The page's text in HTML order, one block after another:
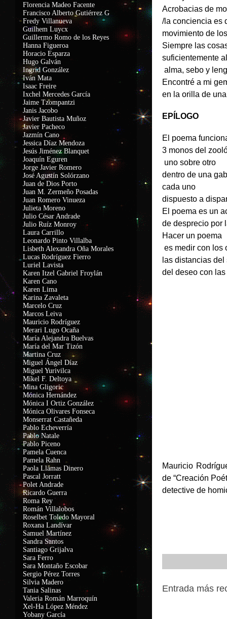
Acrobacias de
/la conciencia es
movimiento de
Siempre las
suficientemente
alma, sebo y
Encontré a mi
en la orilla de
EPÍLOGO
El poema
3 monos del
uno sobre otro
dentro de una
cada uno
dispuesto a
El poema es un
de desprecio por
Hacer un poema
es medir con los
las distancias
del deseo con
Mauricio
de “Creación
detective de
Entrada más
Florencia Madeo Facente
Francisco Alberto Gutiérrez G
Fredy Villanueva
Guilhem Luycx
Guillermo Romo de los Reyes
Hanna Figueroa
Horacio Esparza
Hugo Galván
Ingrid González
Iván Mata
Isaac Freire
Ixchel Mercedes García
Jaime Tzompantzi
Janis Jacobo
Javier Bautista Muñoz
Javier Pacheco
Jazmín Cano
Jessica Díaz Mendoza
Jesús Jiménez Blanquet
Joaquín Eguren
Jorge Javier Romero
José Agustín Solórzano
Juan de Dios Porto
Juan M. Zermeño Posadas
Juan Romero Vinueza
Julieta Moreno
Julio César Andrade
Julio Ruíz Monroy
Laura Carrillo
Leonardo Pinto Villalba
Lisbeth Alexandra Oña Morales
Lucas Rodríguez Fierro
Luriel Lavista
Karen Itzel Gabriel Froylán
Karen Cano
Karen Lima
Karina Zavaleta
Marcelo Cruz
Marcos Leiva
Mauricio Rodríguez
Merari Lugo Ocaña
María Alejandra Buelvas
María del Mar Tizón
Martina Cruz
Miguel Ángel Díaz
Miguel Yurivilca
Míkel F. Deltoya
Mina Gligoric
Mónica Hernández
Mónica I Ortiz González
Mónica Olivares Fonseca
Monserrat Castañeda
Pablo Echeverría
Pablo Natale
Pablo Piceno
Pamela Cuenca
Pamela Rahn
Paola Llamas Dinero
Pascal Jorratt
Polet Andrade
Ricardo Guerra
Roma Rey
Román Villalobos
Roselbet Toledo Mayoral
Roxana Landívar
Samuel Martínez
Sandra Santos
Santiago Grijalva
Sara Ferro
Sara Montaño Escobar
Sergio Pérez Torres
Silvia Madero
Tania Salinas
Valeria Román Marroquín
Xel-Ha López Méndez
Yobany García